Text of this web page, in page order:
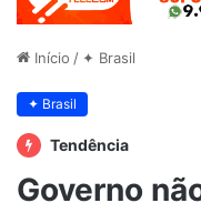
Início / ✦ Brasil
✦ Brasil
Tendência
Governo